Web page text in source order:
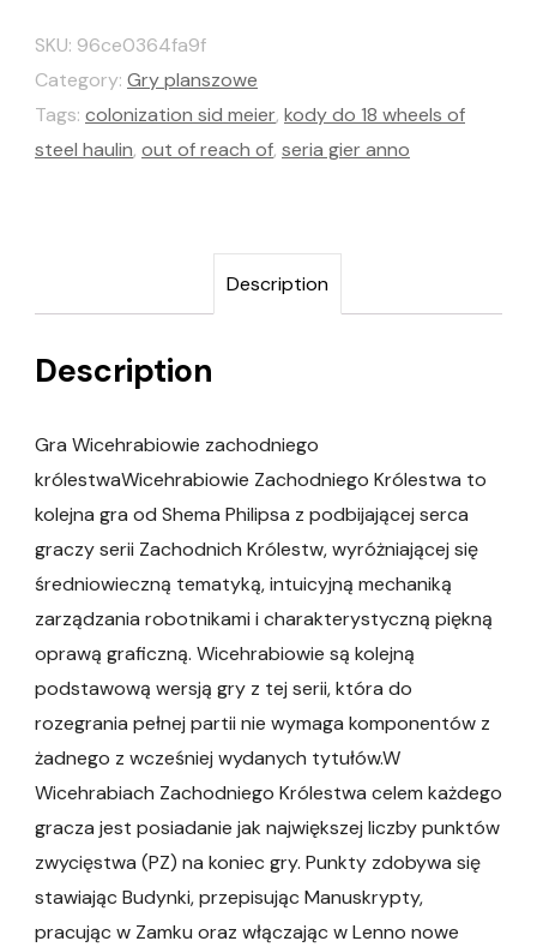
SKU: 96ce0364fa9f
Category: Gry planszowe
Tags: colonization sid meier, kody do 18 wheels of
steel haulin, out of reach of, seria gier anno
Description
Description
Gra Wicehrabiowie zachodniego
królestwaWicehrabiowie Zachodniego Królestwa to
kolejna gra od Shema Philipsa z podbijającej serca
graczy serii Zachodnich Królestw, wyróżniającej się
średniowieczną tematyką, intuicyjną mechaniką
zarządzania robotnikami i charakterystyczną piękną
oprawą graficzną. Wicehrabiowie są kolejną
podstawową wersją gry z tej serii, która do
rozegrania pełnej partii nie wymaga komponentów z
żadnego z wcześniej wydanych tytułów.W
Wicehrabiach Zachodniego Królestwa celem każdego
gracza jest posiadanie jak największej liczby punktów
zwycięstwa (PZ) na koniec gry. Punkty zdobywa się
stawiając Budynki, przepisując Manuskrypty,
pracując w Zamku oraz włączając w Lenno nowe